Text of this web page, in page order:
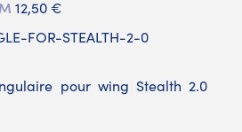
12,50 €
FOR-STEALTH-2-0
pour wing Stealth 2.0